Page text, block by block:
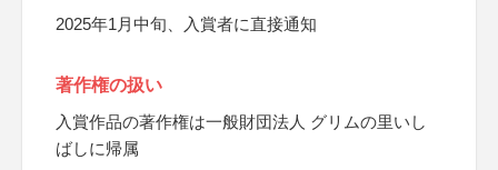
2025年1月中旬、入賞者に直接通知
著作権の扱い
入賞作品の著作権は一般財団法人 グリムの里いし
ばしに帰属